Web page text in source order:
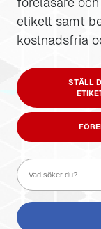
etikett samt
kostnadsfria
STÄLL